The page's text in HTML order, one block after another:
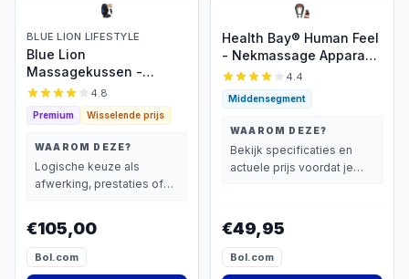
BLUE LION LIFESTYLE
Blue Lion
Massagekussen -
Shiatsu & Warmte
4.8
Premium Wisselende prijs
WAAROM DEZE?
Logische keuze als
afwerking, prestaties of
€105,00
Bol.com
Health Bay® Human Feel
- Nekmassage Apparaat
- Massage Apparaat
voor Nek en Schouder -
Shiatsu Massagekussen
Draadloos - Jouw
voor Thuis
4.4
Middensegment
WAAROM DEZE?
Bekijk specificaties en
actuele prijs voordat je
€49,95
Bol.com